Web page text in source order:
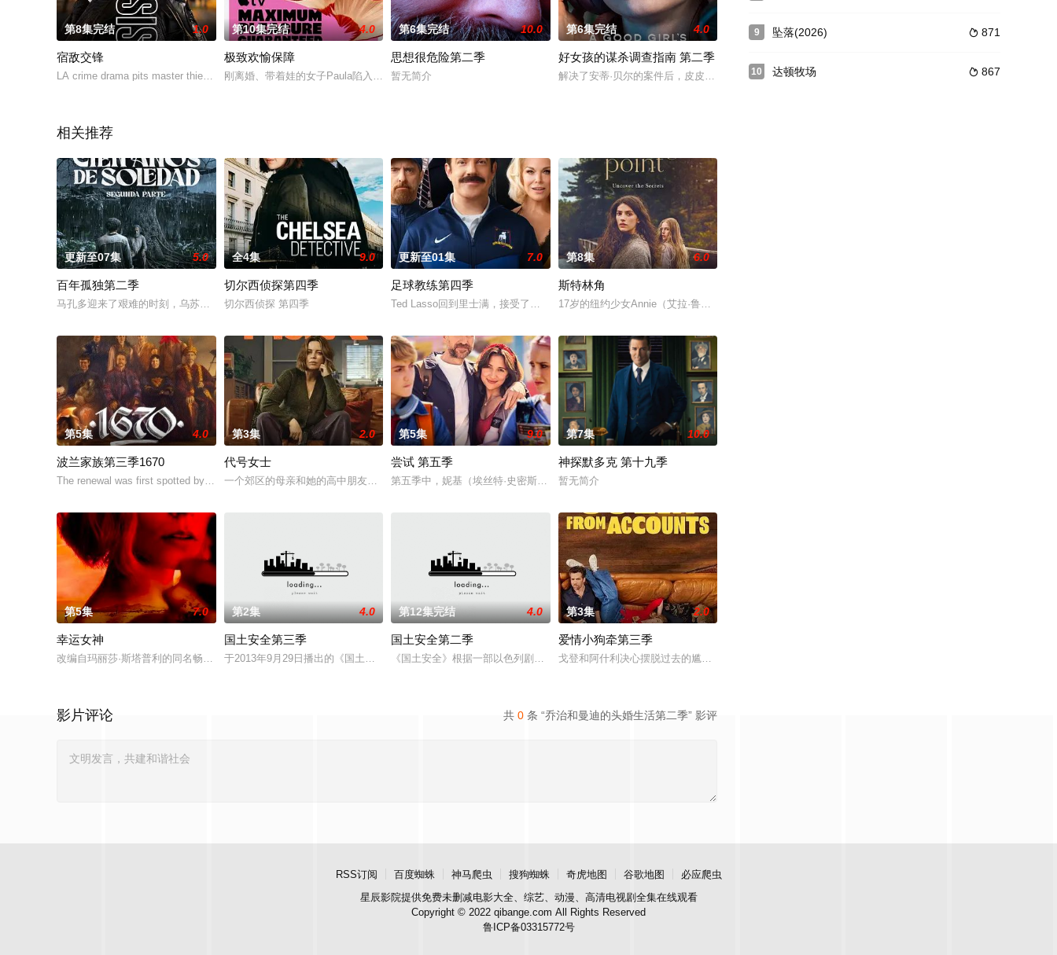
第8集完结 1.0
宿敌交锋
LA crime drama pits master thief Coltrane Wilder against detective Isa
第10集完结 4.0
极致欢愉保障
刚离婚、带着娃的女子Paula陷入了勒索、谋杀和青少年足球的“兔子洞”，她确信自己见证了一场犯罪，同时挣扎于争夺孩子的监护权和身份危机。为此
第6集完结 10.0
思想很危险第二季
暂无简介
第6集完结 4.0
好女孩的谋杀调查指南 第二季
解决了安蒂·贝尔的案件后，皮皮（艾玛·迈尔斯饰）决心修复后果，并远离任何进一步的调查。但随着迈克斯·
相关推荐
更新至07集 5.0
百年孤独第二季
马孔多迎来了艰难的时刻，乌苏拉·伊瓜兰的诅咒成真，和平越来越难维持……
全4集 9.0
切尔西侦探第四季
切尔西侦探 第四季
更新至01集 7.0
足球教练第四季
Ted Lasso回到里士满，接受了他迄今为止最大的挑战：执教一支乙级联赛的女子足球队。在这一季里，Ted和球队学着“先做了再说”，把握他们
第8集 6.0
斯特林角
17岁的纽约少女Annie（艾拉·鲁宾 饰）和双胞胎哥哥由养父抚养长大。她无意中继承了神秘外祖父在加拿大
第5集 4.0
波兰家族第三季1670
The renewal was first spotted by the account Kino Alert PL after they
第3集 2.0
代号女士
一个郊区的母亲和她的高中朋友阴谋吓唬她不忠的丈夫直，但他们的计划螺旋成谋杀，她被困在执法，毒枭，和无情的家庭教师协会的母亲。
第5集 9.0
尝试 第五季
第五季中，妮基（埃丝特·史密斯饰）和杰森（拉菲·斯波饰）要应对普林塞斯（斯嘉丽·雷纳饰）和泰勒（库珀·特纳饰）的生母凯特（夏洛特·莱利饰
第7集 10.0
神探默多克 第十九季
暂无简介
第5集 7.0
幸运女神
改编自玛丽莎·斯塔普利的同名畅销小说，讲述专业骗子“幸运儿”露西（安雅·泰勒-乔伊 饰）在一次数百万美元的劫案发生意外后，被迫踏上逃亡之路的
第2集 4.0
国土安全第三季
于2013年9月29日播出的《国土》第三季将紧承上季末的悲惨结尾，由Carrie(ClaireDanes饰演)和Saul(MandyPati
第12集完结 4.0
国土安全第二季
《国土安全》根据一部以色列剧集改编，是一部带有心理惊悚味道的悬疑剧，由《24小时》制作人HowardGordon和AlexGansa联手打造
第3集 2.0
爱情小狗牵第三季
戈登和阿什利决心摆脱过去的尴尬，但他们似乎无法摆脱过去的包袱。
共 0 条 “乔治和曼迪的头婚生活第二季” 影评
影片评论
9  871
坠落(2026)
10  867
达顿牧场
RSS订阅 百度蜘蛛 神马爬虫 搜狗蜘蛛 奇虎地图 谷歌地图
必应爬虫
星辰影院提供免费未删减电影大全、综艺、动漫、高清电视剧全集在线观看
Copyright © 2022 qibange.com All Rights Reserved
鲁ICP备03315772号